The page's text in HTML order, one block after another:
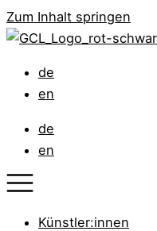
Zum Inhalt springen
de
en
de
en
Künstler:innen